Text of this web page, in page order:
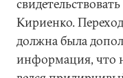
Кириенко.
должна была
информация, что